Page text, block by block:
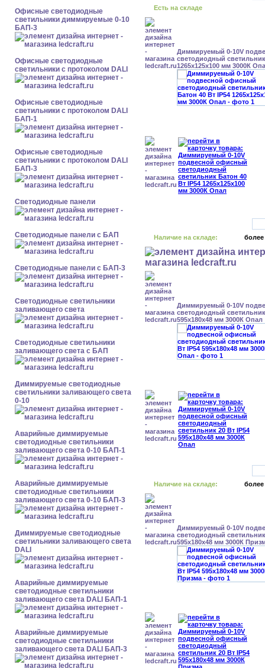
Офисные светодиодные
светильники диммируемые 0-10
БАП-3
Офисные светодиодные
светильники с протоколом DALI
Офисные светодиодные
светильники с протоколом DALI
БАП-1
Офисные светодиодные
светильники с протоколом DALI
БАП-3
Cветодиодные панели
Cветодиодные панели с БАП
Cветодиодные панели с БАП-3
Светодиодные светильники
заливающего света
Светодиодные светильники
заливающего света с БАП
Диммируемые светодиодные
светильники заливающего света
0-10
Аварийные диммируемые
светодиодные светильники
заливающего света 0-10 БАП-1
Аварийные диммируемые
светодиодные светильники
заливающего света 0-10 БАП-3
Диммируемые светодиодные
светильники заливающего света
DALI
Аварийные диммируемые
светодиодные светильники
заливающего света DALI БАП-1
Аварийные диммируемые
светодиодные светильники
заливающего света DALI БАП-3
Есть на складе
Диммируемый 0-10V
светодиодный
1265x125x100 мм 3000К
Наличие на складе: более
Диммируемый 0-10V
светодиодный
595x180x48 мм 3000К Опал
Наличие на складе: более
Диммируемый 0-10V
светодиодный
595x180x48 мм 3000К